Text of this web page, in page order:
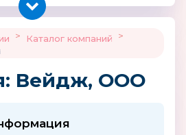
> Каталог компаний
>
Вейдж, ООО